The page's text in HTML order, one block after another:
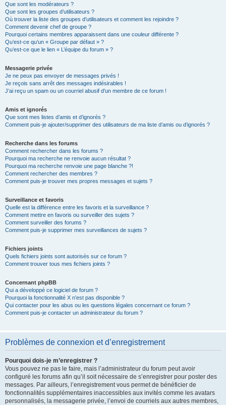
Que sont les modérateurs ?
Que sont les groupes d’utilisateurs ?
Où trouver la liste des groupes d’utilisateurs et comment les rejoindre ?
Comment devenir chef de groupe ?
Pourquoi certains membres apparaissent dans une couleur différente ?
Qu’est-ce qu’un « Groupe par défaut » ?
Qu’est-ce que le lien « L’équipe du forum » ?
Messagerie privée
Je ne peux pas envoyer de messages privés !
Je reçois sans arrêt des messages indésirables !
J’ai reçu un spam ou un courriel abusif d’un membre de ce forum !
Amis et ignorés
Que sont mes listes d’amis et d’ignorés ?
Comment puis-je ajouter/supprimer des utilisateurs de ma liste d’amis ou d’ignorés ?
Recherche dans les forums
Comment rechercher dans les forums ?
Pourquoi ma recherche ne renvoie aucun résultat ?
Pourquoi ma recherche renvoie une page blanche ?!
Comment rechercher des membres ?
Comment puis-je trouver mes propres messages et sujets ?
Surveillance et favoris
Quelle est la différence entre les favoris et la surveillance ?
Comment mettre en favoris ou surveiller des sujets ?
Comment surveiller des forums ?
Comment puis-je supprimer mes surveillances de sujets ?
Fichiers joints
Quels fichiers joints sont autorisés sur ce forum ?
Comment trouver tous mes fichiers joints ?
Concernant phpBB
Qui a développé ce logiciel de forum ?
Pourquoi la fonctionnalité X n’est pas disponible ?
Qui contacter pour les abus ou les questions légales concernant ce forum ?
Comment puis-je contacter un administrateur du forum ?
Problèmes de connexion et d’enregistrement
Pourquoi dois-je m’enregistrer ?
Vous pouvez ne pas le faire, mais l’administrateur du forum peut avoir
configuré les forums afin qu’il soit nécessaire de s’enregistrer pour poster des
messages. Par ailleurs, l’enregistrement vous permet de bénéficier de
fonctionnalités supplémentaires inaccessibles aux invités comme les avatars
personnalisés, la messagerie privée, l’envoi de courriels aux autres membres,